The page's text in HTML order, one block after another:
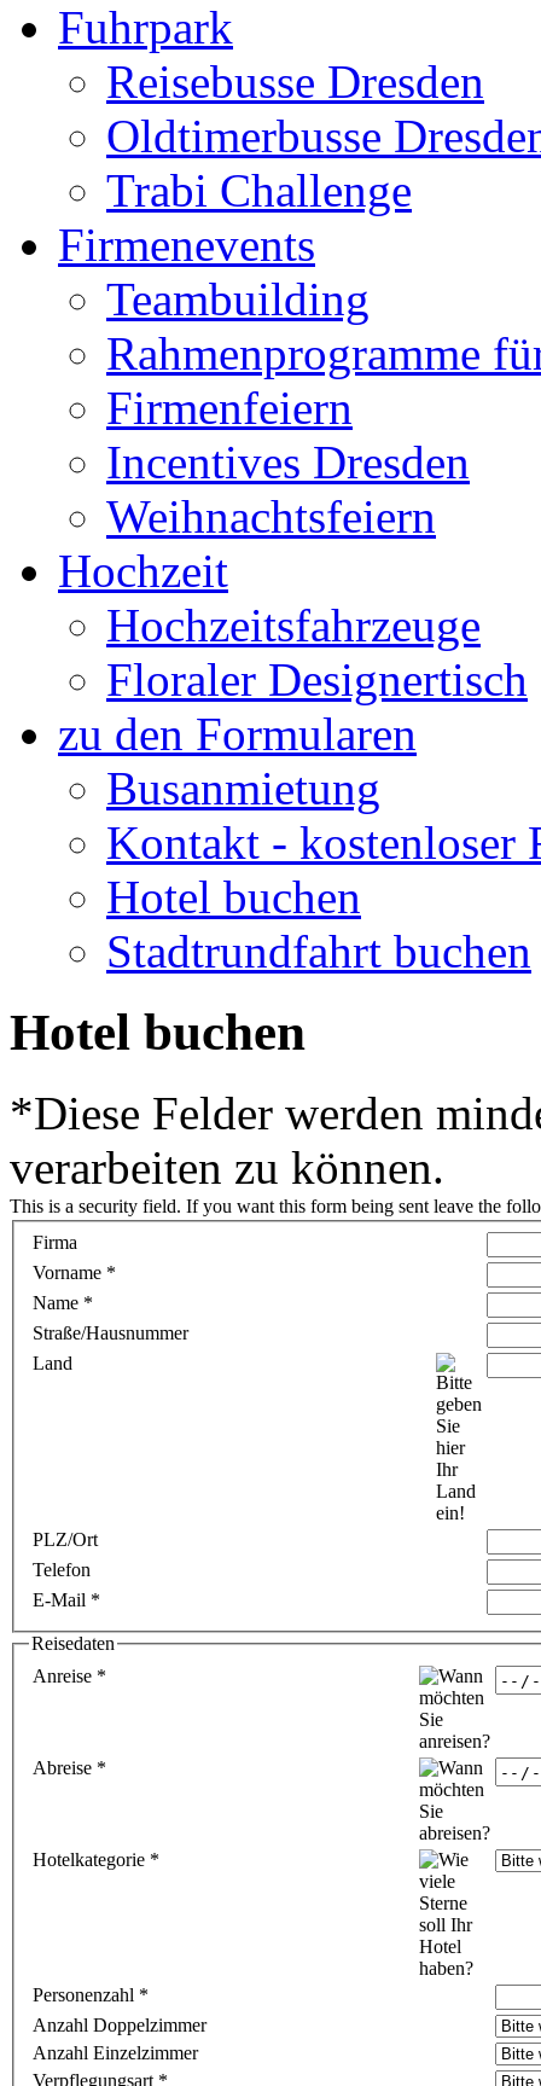
Fuhrpark
Reisebusse Dresden
Oldtimerbusse
Trabi Challenge
Firmenevents
Teambuilding
Rahmenprogramme
Firmenfeiern
Incentives Dresden
Weihnachtsfeiern
Hochzeit
Hochzeitsfahrzeuge
Floraler Designertisch
zu den Formularen
Busanmietung
Kontakt - kostenloser
Hotel buchen
Stadtrundfahrt buchen
Hotel buchen
*Diese Felder werden
verarbeiten zu können.
This is a security field. If you want this form being sent leave the
Firma
Vorname *
Name *
Straße/Hausnummer
Land
PLZ/Ort
Telefon
E-Mail *
Reisedaten
Anreise *
Abreise *
Hotelkategorie *
Personenzahl *
Anzahl Doppelzimmer
Anzahl Einzelzimmer
Verpflegungsart *